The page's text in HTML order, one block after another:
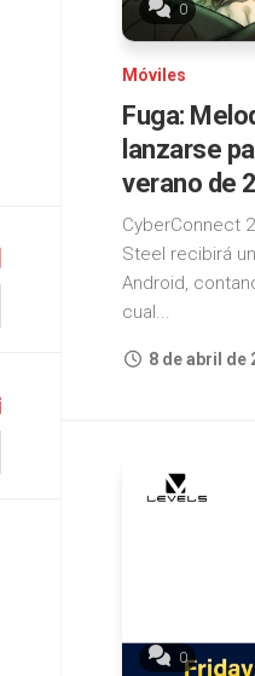
0
Móviles
Fuga:
lanzarse
verano de
CyberConnect
Steel recibirá
Android,
cual...
8 de abril de
0